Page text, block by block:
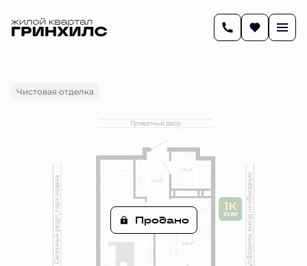
Чистовая отделка
Продано